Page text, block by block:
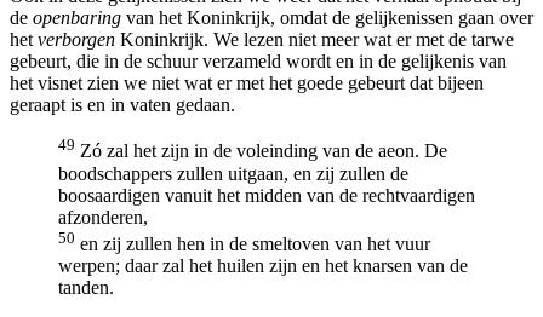
de openbaring van het Koninkrijk, omdat de gelijkenissen gaan over
hetverborgen Koninkrijk. We lezen niet meer wat er met de tarwe
gebeurt, die in de schuur verzameld wordt en in de gelijkenis van
het visnet zien we niet wat er met het goede gebeurt dat bijeen
geraapt is en in vaten gedaan.
49 Zó zal het zijn in de voleinding van de aeon. De
boodschappers zullen uitgaan, en zij zullen de
boosaardigen vanuit het midden van de rechtvaardigen
afzonderen,
50 en zij zullen hen in de smeltoven van het vuur
werpen; daar zal het huilen zijn en het knarsen van de
tanden.